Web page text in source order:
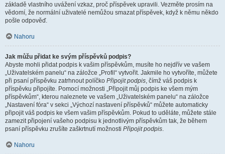
základě vlastního uvážení vzkaz, proč příspěvek upravili. Vezměte prosím na
vědomí, že normální uživatelé nemůžou smazat příspěvek, když k němu někdo
pošle odpověď.
Nahoru
Jak můžu přidat ke svým příspěvků podpis?
Abyste mohli přidat podpis k vašim příspěvkům, musíte ho nejdřív ve vašem
„Uživatelském panelu“ na záložce „Profil“ vytvořit. Jakmile ho vytvoříte, můžete
při psaní příspěvku zatrhnout políčko Připojit podpis, čímž váš podpis k
příspěvku připojíte. Pomocí možnosti „Připojit můj podpis ke všem mým
příspěvkům“, kterou naleznete ve vašem „Uživatelském panelu“ na záložce
„Nastavení fóra“ v sekci „Výchozí nastavení příspěvků“ můžete automaticky
připojit váš podpis ke všem vašim příspěvkům. Pokud to uděláte, můžete stále
zamezit připojení vašeho podpisu k jednotlivým příspěvkům tak, že během
psaní příspěvku zrušíte zaškrtnutí možnosti Připojit podpis.
Nahoru